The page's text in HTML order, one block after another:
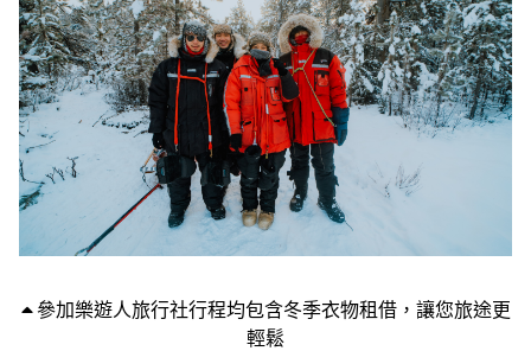
參加樂遊人旅行社行程均包含冬季衣物租借，讓您旅途更
輕鬆